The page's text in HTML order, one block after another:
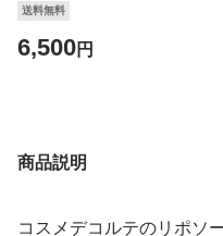
送料無料
6,500円
商品説明
コスメデコルテのリポソ